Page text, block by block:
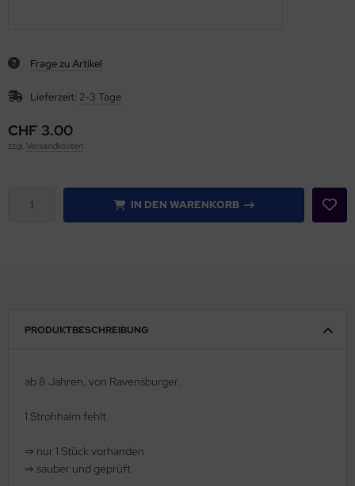
Frage zu Artikel
Lieferzeit: 2-3 Tage
CHF 3.00
zzgl. Versandkosten
IN DEN WARENKORB
PRODUKTBESCHREIBUNG
ab 8 Jahren, von Ravensburger.
1 Strohhalm fehlt
⇒ nur 1 Stück vorhanden
⇒ sauber und geprüft